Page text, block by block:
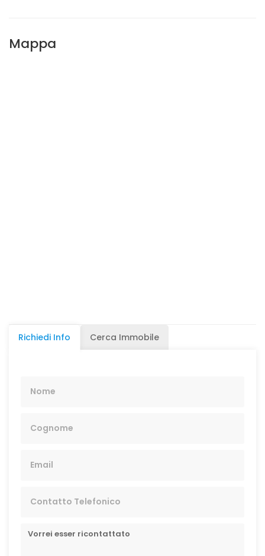
Mappa
Richiedi Info Cerca Immobile